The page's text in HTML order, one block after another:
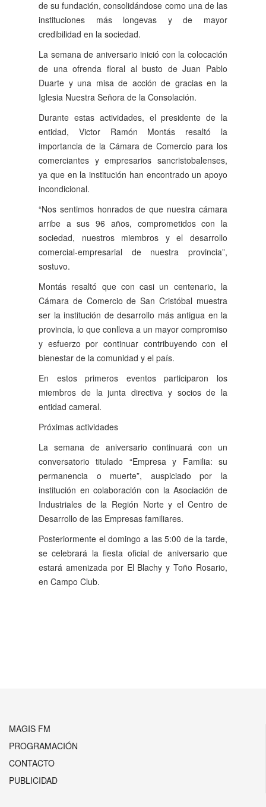
de su fundación, consolidándose como una de las
instituciones más longevas y de mayor
credibilidad en la sociedad.
La semana de aniversario inició con la colocación
de una ofrenda floral al busto de Juan Pablo
Duarte y una misa de acción de gracias en la
Iglesia Nuestra Señora de la Consolación.
Durante estas actividades, el presidente de la
entidad, Victor Ramón Montás resaltó la
importancia de la Cámara de Comercio para los
comerciantes y empresarios sancristobalenses,
ya que en la institución han encontrado un apoyo
incondicional.
“Nos sentimos honrados de que nuestra cámara
arribe a sus 96 años, comprometidos con la
sociedad, nuestros miembros y el desarrollo
comercial-empresarial de nuestra provincia”,
sostuvo.
Montás resaltó que con casi un centenario, la
Cámara de Comercio de San Cristóbal muestra
ser la institución de desarrollo más antigua en la
provincia, lo que conlleva a un mayor compromiso
y esfuerzo por continuar contribuyendo con el
bienestar de la comunidad y el país.
En estos primeros eventos participaron los
miembros de la junta directiva y socios de la
entidad cameral.
Próximas actividades
La semana de aniversario continuará con un
conversatorio titulado “Empresa y Familia: su
permanencia o muerte”, auspiciado por la
institución en colaboración con la Asociación de
Industriales de la Región Norte y el Centro de
Desarrollo de las Empresas familiares.
Posteriormente el domingo a las 5:00 de la tarde,
se celebrará la fiesta oficial de aniversario que
estará amenizada por El Blachy y Toño Rosario,
en Campo Club.
MAGIS FM
PROGRAMACIÓN
CONTACTO
PUBLICIDAD